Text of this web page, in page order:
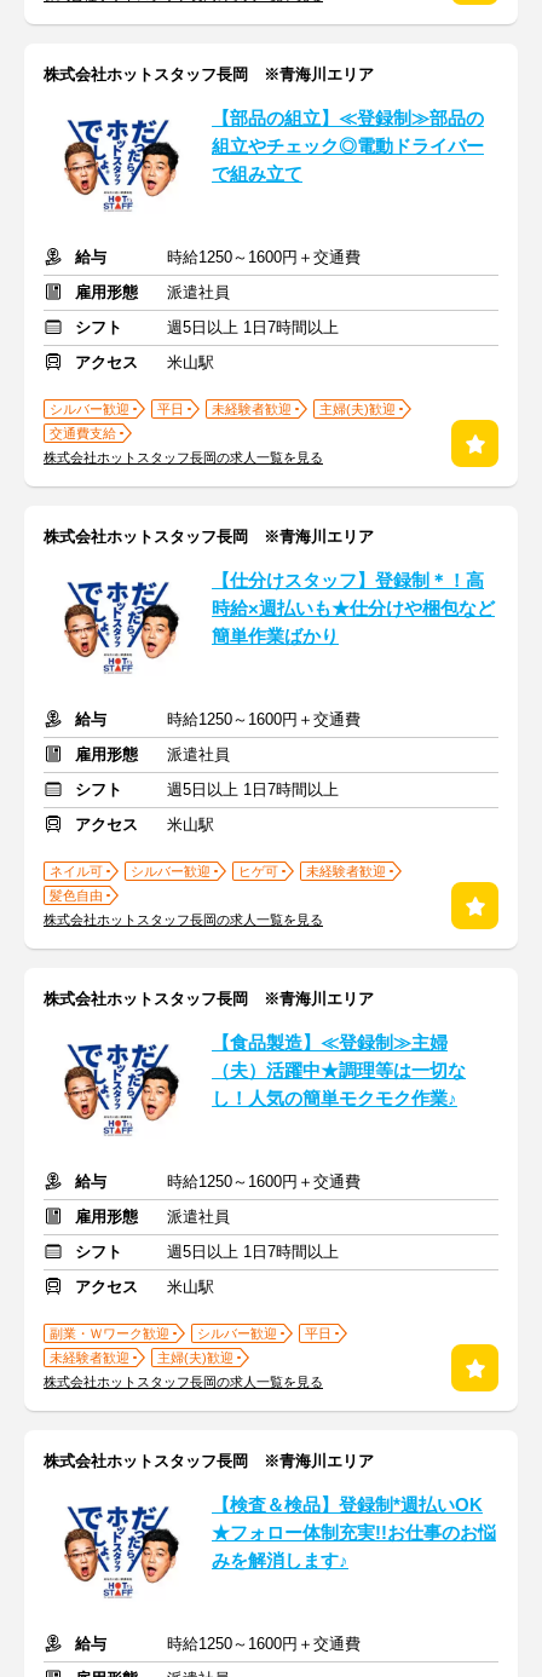
株式会社ホットスタッフ長岡 ※青海川エリア
【部品の組立】≪登録制≫部品の
組立やチェック◎電動ドライバー
で組み立て
給与
時給1250～1600円＋交通費
雇用形態
派遣社員
シフト
週5日以上 1日7時間以上
アクセス
米山駅
シルバー歓迎 平日 未経験者歓迎
主婦(夫)歓迎
交通費支給
株式会社ホットスタッフ長岡の求人一覧を見る
株式会社ホットスタッフ長岡 ※青海川エリア
【仕分けスタッフ】登録制＊！高
時給×週払いも★仕分けや梱包など
簡単作業ばかり
給与
時給1250～1600円＋交通費
雇用形態
派遣社員
シフト
週5日以上 1日7時間以上
アクセス
米山駅
ネイル可 シルバー歓迎 ヒゲ可
未経験者歓迎
髪色自由
株式会社ホットスタッフ長岡の求人一覧を見る
株式会社ホットスタッフ長岡 ※青海川エリア
【食品製造】≪登録制≫主婦
（夫）活躍中★調理等は一切な
し！人気の簡単モクモク作業♪
給与
時給1250～1600円＋交通費
雇用形態
派遣社員
シフト
週5日以上 1日7時間以上
アクセス
米山駅
副業・Ｗワーク歓迎 シルバー歓迎
平日
未経験者歓迎
主婦(夫)歓迎
株式会社ホットスタッフ長岡の求人一覧を見る
株式会社ホットスタッフ長岡 ※青海川エリア
【検査＆検品】登録制*週払いOK
★フォロー体制充実!!お仕事のお悩
みを解消します♪
給与
時給1250～1600円＋交通費